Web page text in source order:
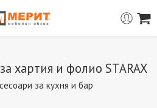
хартия и фолио STARAX
за кухня и бар